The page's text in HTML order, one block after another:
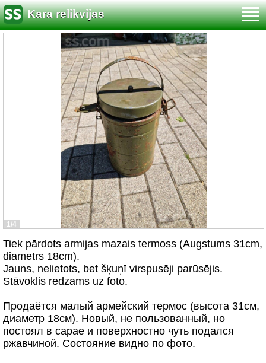
Kara relikvijas
1/4
Tiek pārdots armijas mazais termoss (Augstums 31cm,
diametrs 18cm).
Jauns, nelietots, bet šķuņī virspusēji parūsējis.
Stāvoklis redzams uz foto.
Продаётся малый армейский термос (высота 31см,
диаметр 18см). Новый, не пользованный, но
постоял в сарае и поверхностно чуть подался
ржавчиной. Состояние видно по фото.